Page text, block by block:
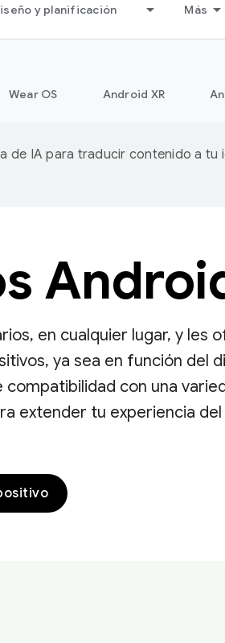
y planificación Más
Wear OS Android XR
de IA para traducir contenido a
en cualquier lugar, y les
ya sea en función del
con una
extender tu experiencia del